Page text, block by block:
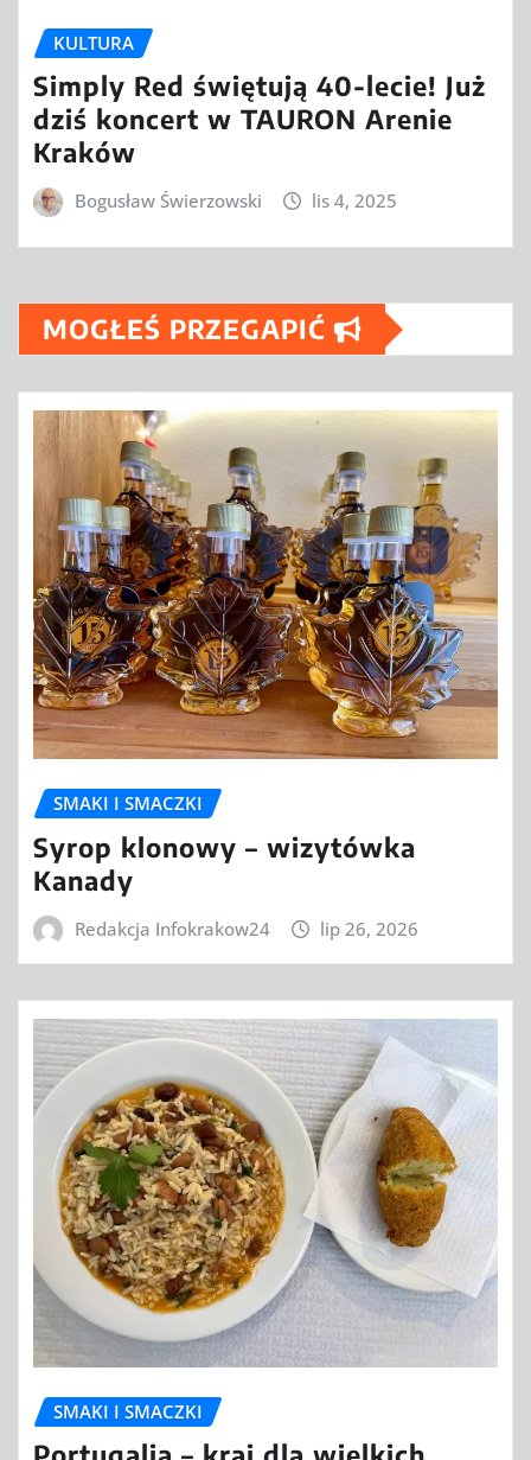
KULTURA
Simply Red świętują 40-lecie! Już
dziś koncert w TAURON Arenie
Kraków
Bogusław Świerzowski lis 4, 2025
MOGŁEŚ PRZEGAPIĆ
SMAKI I SMACZKI
Syrop klonowy – wizytówka
Kanady
Redakcja Infokrakow24 lip 26, 2026
SMAKI I SMACZKI